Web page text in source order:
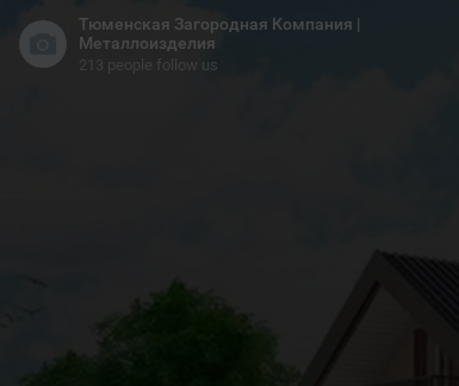
Тюменская Загородная Компания |
Металлоизделия
213 people follow us